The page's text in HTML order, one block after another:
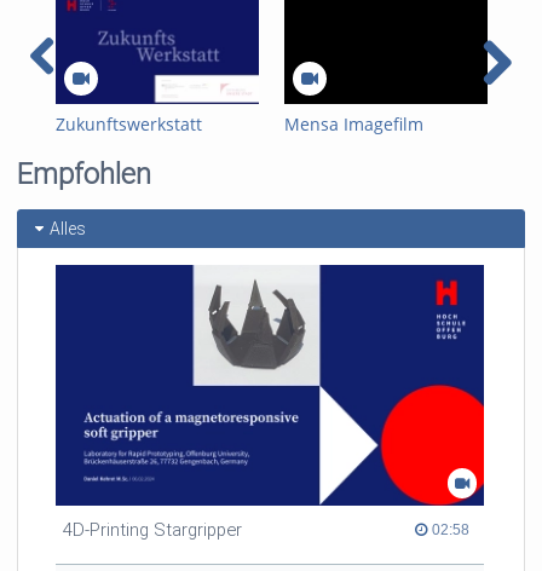
Zukunftswerkstatt Mensa Imagefilm
Empfohlen
Alles
4D-Printing Stargripper 02:58
02:58 duration